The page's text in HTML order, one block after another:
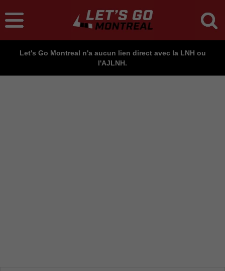
Let's Go Montreal n'a aucun lien direct avec la LNH ou
l'AJLNH.